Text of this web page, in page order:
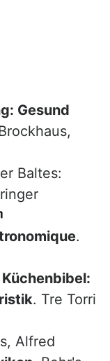
Gesund
Baltes:
.
Küchenbibel:
. Tre Torri
Alfred